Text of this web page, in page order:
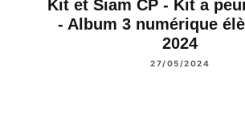
Kit et Siam CP - Kit a
- Album 3 numérique
2024
27/05/2024